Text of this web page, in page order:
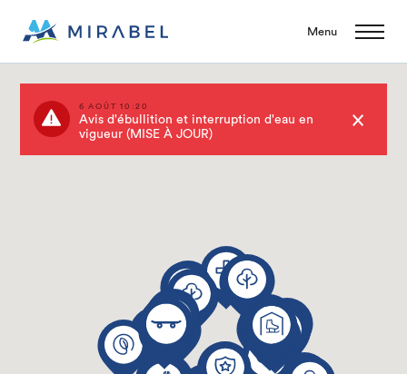
Menu
6 AOÛT 10:20
Avis d'ébullition et interruption d'eau en
vigueur (MISE À JOUR)